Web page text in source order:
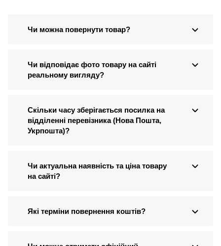
Чи можна повернути товар?
Чи відповідає фото товару на сайті
реальному вигляду?
Скільки часу зберігається посилка на
відділенні перевізника (Нова Пошта,
Укрпошта)?
Чи актуальна наявність та ціна товару
на сайті?
Які терміни повернення коштів?